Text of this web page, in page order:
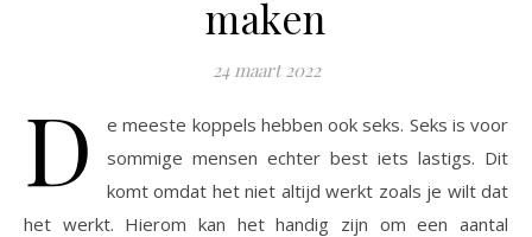
maken
24 maart 2022
D
e meeste koppels hebben ook seks. Seks is voor
sommige mensen echter best iets lastigs. Dit
komt omdat het niet altijd werkt zoals je wilt dat
het werkt. Hierom kan het handig zijn om een aantal